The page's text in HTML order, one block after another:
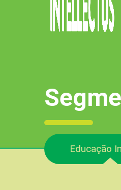
Educação